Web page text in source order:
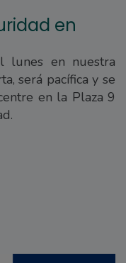
en
lunes en nuestra
será pacífica y se
en la Plaza 9